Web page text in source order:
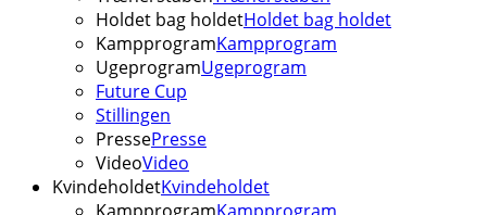
Holdet bag holdetHoldet bag holdet
KampprogramKampprogram
UgeprogramUgeprogram
Future Cup
Stillingen
PressePresse
VideoVideo
KvindeholdetKvindeholdet